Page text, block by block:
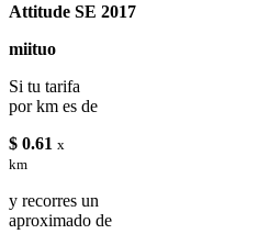
Attitude SE 2017
miituo
Si tu tarifa
por km es de
$ 0.61 x
km
y recorres un
aproximado de